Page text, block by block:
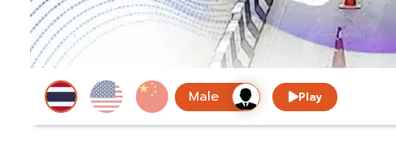
Play